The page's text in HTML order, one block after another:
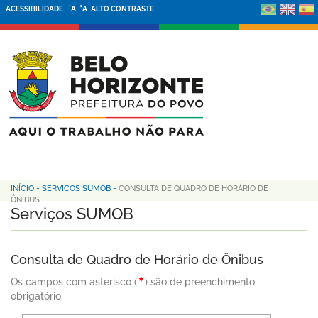
ACESSIBILIDADE -A +A ALTO CONTRASTE
INÍCIO - SERVIÇOS SUMOB - CONSULTA DE QUADRO DE HORÁRIO DE
ÔNIBUS
Serviços SUMOB
Consulta de Quadro de Horário de Ônibus
Os campos com asterisco (
) são de preenchimento
obrigatório.